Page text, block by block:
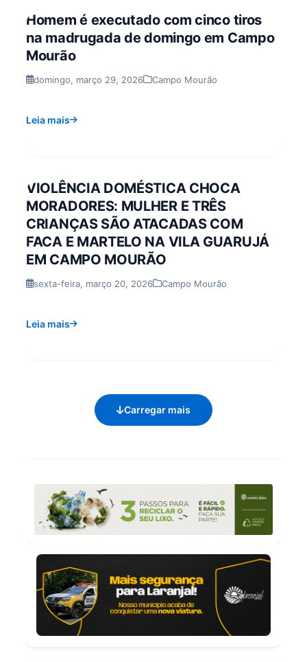
Homem é executado com cinco tiros
na madrugada de domingo em Campo
Mourão
domingo, março 29, 2026 Campo Mourão
Leia mais
VIOLÊNCIA DOMÉSTICA CHOCA
MORADORES: MULHER E TRÊS
CRIANÇAS SÃO ATACADAS COM
FACA E MARTELO NA VILA GUARUJÁ
EM CAMPO MOURÃO
sexta-feira, março 20, 2026 Campo Mourão
Leia mais
Carregar mais